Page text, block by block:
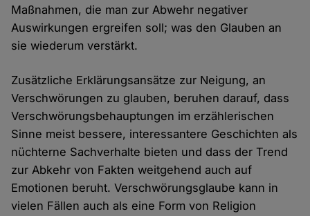
Maßnahmen, die man zur Abwehr negativer
Auswirkungen ergreifen soll; was den Glauben an
sie wiederum verstärkt.
Zusätzliche Erklärungsansätze zur Neigung, an
Verschwörungen zu glauben, beruhen darauf, dass
Verschwörungsbehauptungen im erzählerischen
Sinne meist bessere, interessantere Geschichten als
nüchterne Sachverhalte bieten und dass der Trend
zur Abkehr von Fakten weitgehend auch auf
Emotionen beruht. Verschwörungsglaube kann in
vielen Fällen auch als eine Form von Religion